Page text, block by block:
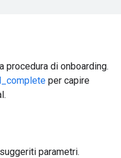
procedura di onboarding.
per capire
parametri.